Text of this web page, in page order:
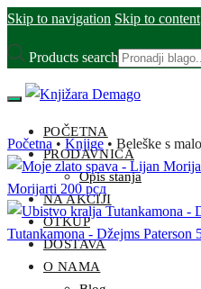
Skip to navigation Skip to content
Products search
POČETNA
PRODAVNICA
Opis stanja
NA AKCIJI
OTKUP
DOSTAVA
O NAMA
Početna • Knjige • Beleške s
Morijarti 200 рсд
Tutankamona - Džejms Paterson